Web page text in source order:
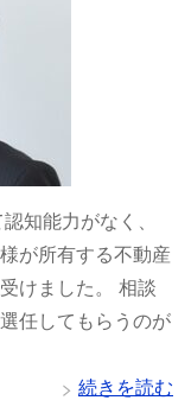
知能力がなく、
が所有する不動産
けました。 相談
任してもらうのが
続きを読む